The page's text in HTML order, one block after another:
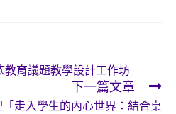
教育議題教學設計工作坊
下一篇文章
走入學生的內心世界：結合桌